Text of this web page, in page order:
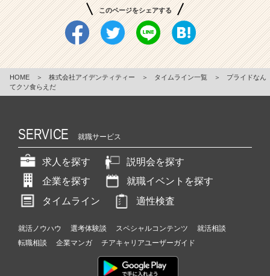
このページをシェアする
HOME ＞ 株式会社アイデンティティー ＞ タイムライン一覧 ＞
プライドなん
てクソ食らえだ
SERVICE 就職サービス
求人を探す
説明会を探す
企業を探す
就職イベントを探す
タイムライン
適性検査
就活ノウハウ 選考体験談 スペシャルコンテンツ
就活相談
転職相談
企業マンガ チアキャリアユーザーガイド